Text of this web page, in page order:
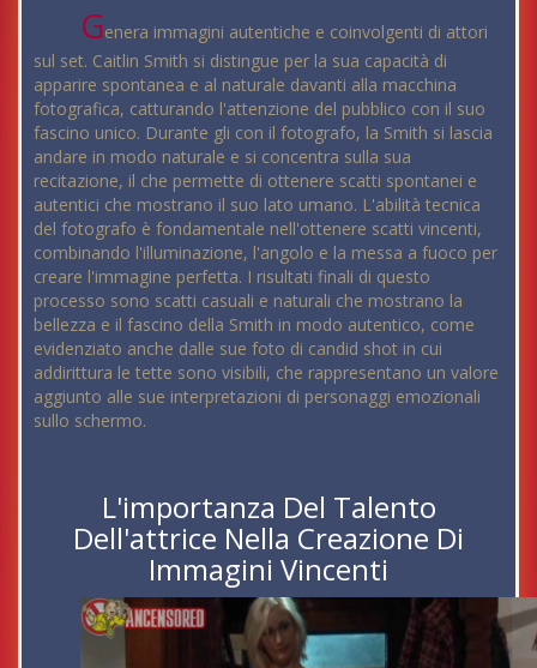
Genera immagini autentiche e coinvolgenti di attori
sul set. Caitlin Smith si distingue per la sua capacità di
apparire spontanea e al naturale davanti alla macchina
fotografica, catturando l'attenzione del pubblico con il suo
fascino unico. Durante gli con il fotografo, la Smith si lascia
andare in modo naturale e si concentra sulla sua
recitazione, il che permette di ottenere scatti spontanei e
autentici che mostrano il suo lato umano. L'abilità tecnica
del fotografo è fondamentale nell'ottenere scatti vincenti,
combinando l'illuminazione, l'angolo e la messa a fuoco per
creare l'immagine perfetta. I risultati finali di questo
processo sono scatti casuali e naturali che mostrano la
bellezza e il fascino della Smith in modo autentico, come
evidenziato anche dalle sue foto di candid shot in cui
addirittura le tette sono visibili, che rappresentano un valore
aggiunto alle sue interpretazioni di personaggi emozionali
sullo schermo.
L'importanza Del Talento
Dell'attrice Nella Creazione Di
Immagini Vincenti